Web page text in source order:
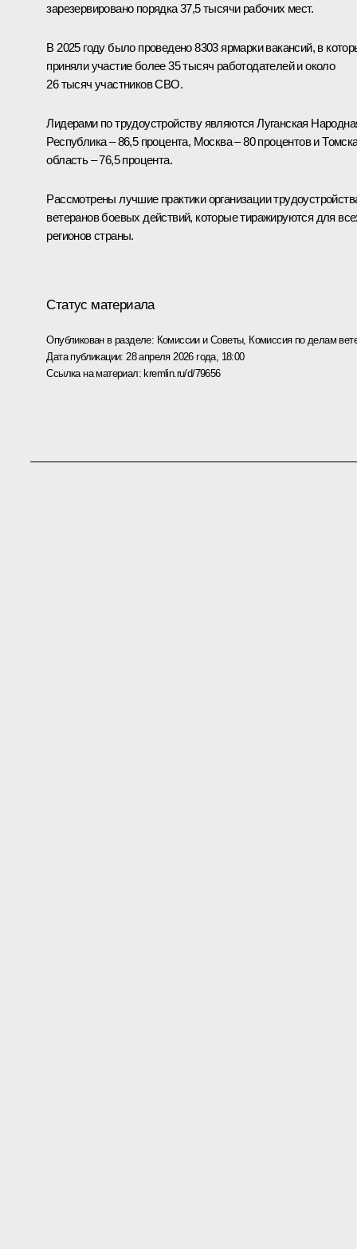
зарезервировано порядка 37,5 тысячи рабочих мест.
В 2025 году было проведено 8303 ярмарки вакансий, в
приняли участие более 35 тысяч работодателей и около
26 тысяч участников СВО.
Лидерами по трудоустройству являются Луганская
Республика – 86,5 процента, Москва – 80 процентов и
область – 76,5 процента.
Рассмотрены лучшие практики организации
ветеранов боевых действий, которые тиражируются для
регионов страны.
Статус материала
Опубликован в разделе: Комиссии и Советы, Комиссия по делам
Дата публикации: 28 апреля 2026 года, 18:00
Ссылка на материал: kremlin.ru/d/79656